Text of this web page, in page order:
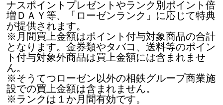
ナスポイントプレゼントやランク別ポイント倍
増ＤＡＹ等、「ローゼンランク」に応じて特典
が提供されます。
※月間買上金額はポイント付与対象商品の合計
となります。金券類やタバコ、送料等のポイン
ト付与対象外商品は買上金額には含まれませ
ん。
※そうてつローゼン以外の相鉄グループ商業施
設での買上金額は含まれません。
※ランクは１か月間有効です。